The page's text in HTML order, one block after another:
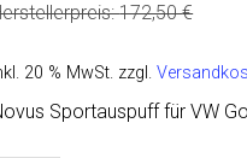
172,50€
20 % MwSt. zzgl.
Sportauspuff für VW